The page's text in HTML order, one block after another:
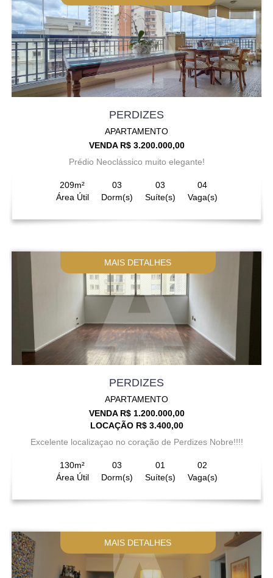
PERDIZES
APARTAMENTO
VENDA R$ 3.200.000,00
Prédio Neoclássico muito elegante!
209m²
Área Útil
03
Dorm(s)
03
Suíte(s)
04
Vaga(s)
MAIS DETALHES
PERDIZES
APARTAMENTO
VENDA R$ 1.200.000,00
LOCAÇÃO R$ 3.400,00
Excelente localizaçao no coração de Perdizes Nobre!!!!
130m²
Área Útil
03
Dorm(s)
01
Suíte(s)
02
Vaga(s)
MAIS DETALHES